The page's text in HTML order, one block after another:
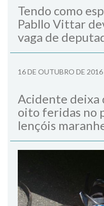
Tendo como
Pabllo Vittar
vaga de
16 DE OUTUBRO DE 2016
Acidente deixa
oito feridas no
lençóis